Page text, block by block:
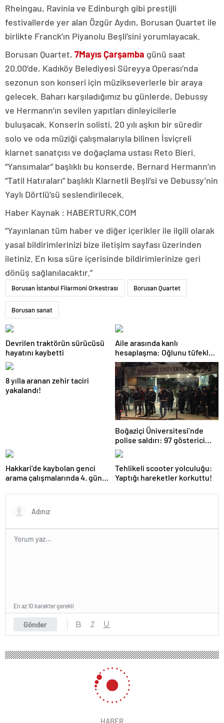
Rheingau, Ravinia ve Edinburgh gibi prestijli
festivallerde yer alan Özgür Aydın, Borusan Quartet ile
birlikte Franck’ın Piyanolu Beşli’sini yorumlayacak.
Borusan Quartet, 7Mayıs Çarşamba günü saat
20.00’de, Kadıköy Belediyesi Süreyya Operası’nda
sezonun son konseri için müzikseverlerle bir araya
gelecek. Baharı karşıladığımız bu günlerde, Debussy
ve Hermann’ın sevilen yapıtları dinleyicilerle
buluşacak. Konserin solisti, 20 yılı aşkın bir süredir
solo ve oda müziği çalışmalarıyla bilinen İsviçreli
klarnet sanatçısı ve doğaçlama ustası Reto Bieri.
“Yansımalar” başlıklı bu konserde, Bernard Hermann’ın
“Tatil Hatıraları” başlıklı Klarnetli Beşli’si ve Debussy’nin
Yaylı Dörtlü’sü seslendirilecek.
Haber Kaynak : HABERTURK.COM
“Yayınlanan tüm haber ve diğer içerikler ile ilgili olarak
yasal bildirimlerinizi bize iletişim sayfası üzerinden
iletiniz. En kısa süre içerisinde bildirimlerinize geri
dönüş sağlanılacaktır.”
Borusan İstanbul Filarmoni Orkestrası Borusan Quartet
Borusan sanat
Devrilen traktörün sürücüsü
hayatını kaybetti
Aile arasında kanlı
hesaplaşma: Oğlunu tüfekle
öldürdü!
8 yılla aranan zehir taciri
yakalandı!
Boğaziçi Üniversitesi’nde
polise saldırı: 97 gösterici
gözaltında
Hakkari’de kaybolan genci
arama çalışmalarında 4. gün:
omzu çıktı!
Tehlikeli scooter yolculuğu:
Yaptığı hareketler korkuttu!
Gönder
En az 10 karakter gerekli
‘Tasarımcının Notu’ sergisi Salt’ta
12 Eylül 2024 14:00